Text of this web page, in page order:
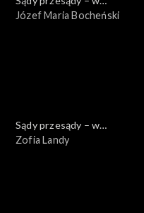
powiększeniu
Józef Maria Bocheński
Sądy przesądy – w
powiększeniu
Zofia Landy